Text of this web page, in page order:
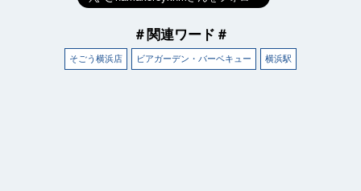
＃関連ワード＃
そごう横浜店 ビアガーデン・バーベキュー 横浜駅